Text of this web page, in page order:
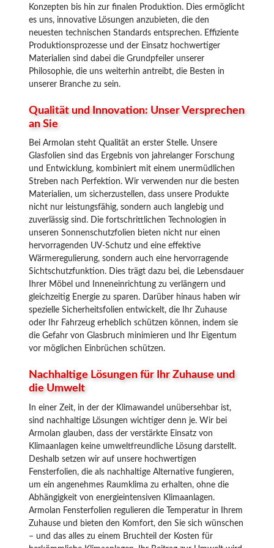
Konzepten bis hin zur finalen Produktion. Dies ermöglicht
es uns, innovative Lösungen anzubieten, die den
neuesten technischen Standards entsprechen. Effiziente
Produktionsprozesse und der Einsatz hochwertiger
Materialien sind dabei die Grundpfeiler unserer
Philosophie, die uns weiterhin antreibt, die Besten in
unserer Branche zu sein.
Qualität und Innovation: Unser Versprechen
an Sie
Bei Armolan steht Qualität an erster Stelle. Unsere
Glasfolien sind das Ergebnis von jahrelanger Forschung
und Entwicklung, kombiniert mit einem unermüdlichen
Streben nach Perfektion. Wir verwenden nur die besten
Materialien, um sicherzustellen, dass unsere Produkte
nicht nur leistungsfähig, sondern auch langlebig und
zuverlässig sind. Die fortschrittlichen Technologien in
unseren Sonnenschutzfolien bieten nicht nur einen
hervorragenden UV-Schutz und eine effektive
Wärmeregulierung, sondern auch eine hervorragende
Sichtschutzfunktion. Dies trägt dazu bei, die Lebensdauer
Ihrer Möbel und Inneneinrichtung zu verlängern und
gleichzeitig Energie zu sparen. Darüber hinaus haben wir
spezielle Sicherheitsfolien entwickelt, die Ihr Zuhause
oder Ihr Fahrzeug erheblich schützen können, indem sie
die Gefahr von Glasbruch minimieren und Ihr Eigentum
vor möglichen Einbrüchen schützen.
Nachhaltige Lösungen für Ihr Zuhause und
die Umwelt
In einer Zeit, in der der Klimawandel unübersehbar ist,
sind nachhaltige Lösungen wichtiger denn je. Wir bei
Armolan glauben, dass der verstärkte Einsatz von
Klimaanlagen keine umweltfreundliche Lösung darstellt.
Deshalb setzen wir auf unsere hochwertigen
Fensterfolien, die als nachhaltige Alternative fungieren,
um ein angenehmes Raumklima zu erhalten, ohne die
Abhängigkeit von energieintensiven Klimaanlagen.
Armolan Fensterfolien regulieren die Temperatur in Ihrem
Zuhause und bieten den Komfort, den Sie sich wünschen
– und das alles zu einem Bruchteil der Kosten für